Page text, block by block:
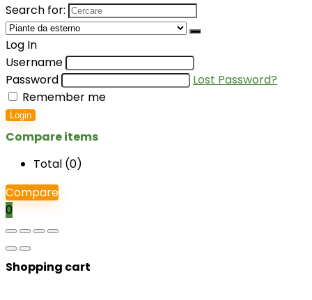
Search for:
Log In
Username
Password
Lost Password?
Remember me
Login
Compare items
Total (0)
Compare
0
Shopping cart